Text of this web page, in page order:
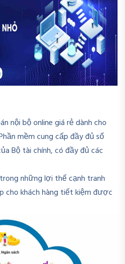
nội bộ online giá rẻ dành cho
mềm cung cấp đầy đủ sổ
Bộ tài chính, có đầy đủ các
những lợi thế cạnh tranh
cho khách hàng tiết kiệm được